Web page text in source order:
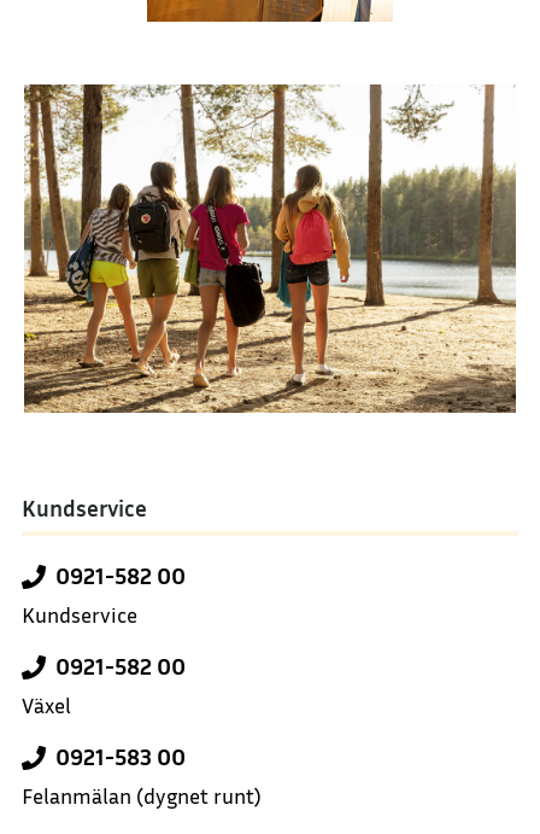
Kundservice
0921-582 00
Kundservice
0921-582 00
Växel
0921-583 00
Felanmälan (dygnet runt)